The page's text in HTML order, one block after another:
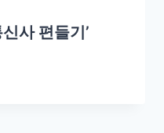
사 편들기’